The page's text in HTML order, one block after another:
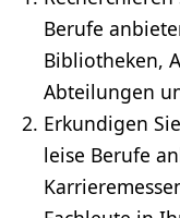
Berufe
Bibliotheken,
Abteilungen
Erkundigen
leise Berufe